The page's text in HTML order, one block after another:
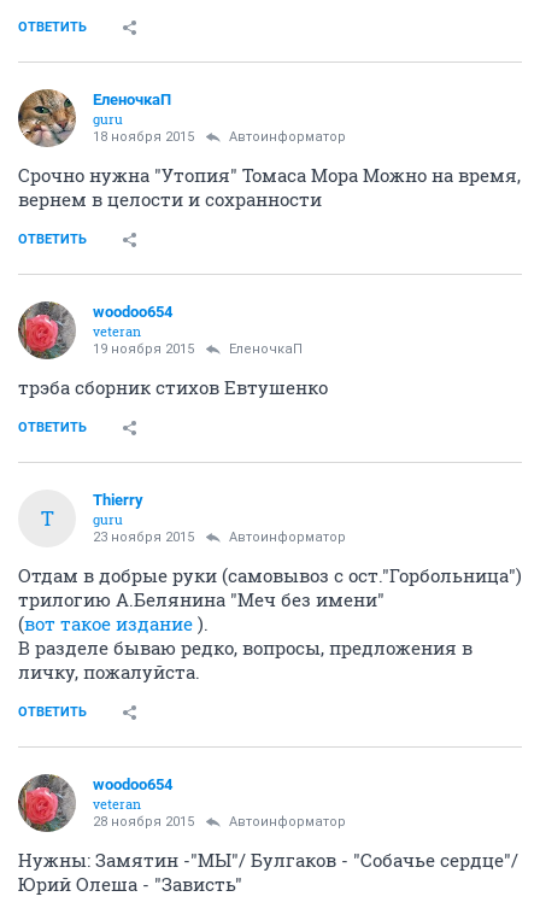
ОТВЕТИТЬ
ЕленочкаП
guru
18 ноября 2015 Автоинформатор
Срочно нужна "Утопия" Томаса Мора Можно на время,
вернем в целости и сохранности
ОТВЕТИТЬ
woodoo654
veteran
19 ноября 2015 ЕленочкаП
трэба сборник стихов Евтушенко
ОТВЕТИТЬ
T
Thierry
guru
23 ноября 2015 Автоинформатор
Отдам в добрые руки (самовывоз с ост."Горбольница")
трилогию А.Белянина "Меч без имени"
(вот такое издание ).
В разделе бываю редко, вопросы, предложения в
личку, пожалуйста.
ОТВЕТИТЬ
woodoo654
veteran
28 ноября 2015 Автоинформатор
Нужны: Замятин -"МЫ"/ Булгаков - "Собачье сердце"/
Юрий Олеша - "Зависть"